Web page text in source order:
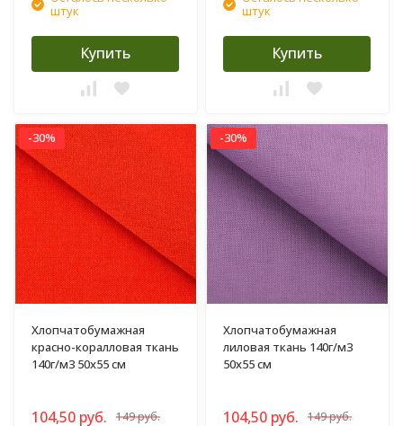
штук
Купить
штук
Купить
-30%
Хлопчатобумажная
красно-коралловая ткань
140г/м3 50х55 см
104,50 руб. 149 руб.
-30%
Хлопчатобумажная
лиловая ткань 140г/м3
50х55 см
104,50 руб. 149 руб.